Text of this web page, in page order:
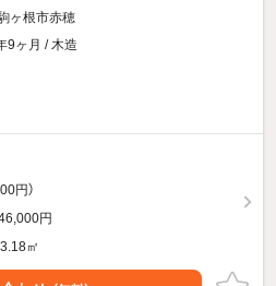
ヶ根市赤穂
9ヶ月 / 木造
円）
円
㎡